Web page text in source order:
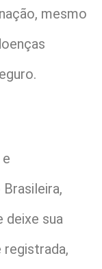
mesmo
deixe sua
registrada,